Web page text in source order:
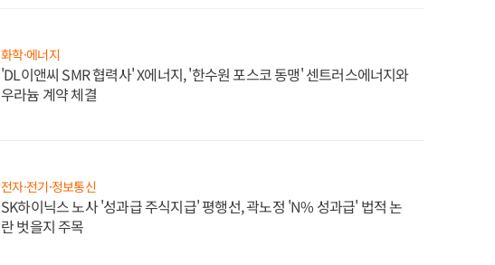
화학·에너지
'DL이앤씨 SMR 협력사' X에너지, '한수원 포스코 동맹' 센트러스에너지와
우라늄 계약 체결
전자·전기·정보통신
SK하이닉스 노사 '성과급 주식지급' 평행선, 곽노정 'N% 성과급' 법적 논
란 벗을지 주목